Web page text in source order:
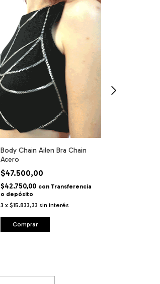
Body Chain Ailen Bra Chain
Acero
$47.500,00
$42.750,00 con Transferencia
o depósito
3 x $15.833,33 sin interés
Comprar